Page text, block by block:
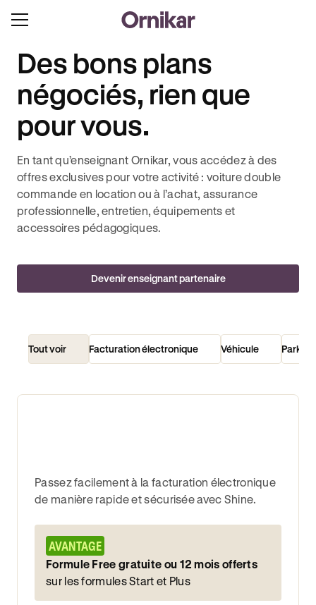
Des bons plans
négociés, rien que
pour vous.
En tant qu’enseignant Ornikar, vous accédez à des
offres exclusives pour votre activité : voiture double
commande en location ou à l’achat, assurance
professionnelle, entretien, équipements et
accessoires pédagogiques.
Devenir enseignant partenaire
Tout voir Facturation électronique Véhicule Parking
Passez facilement à la facturation électronique
de manière rapide et sécurisée avec Shine.
AVANTAGE
Formule Free gratuite ou 12 mois offerts
sur les formules Start et Plus